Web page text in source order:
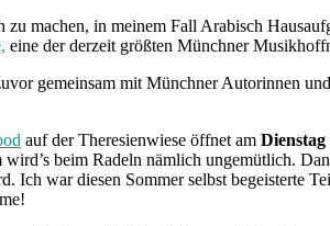
machen, in meinem Fall Arabisch
eine der derzeit größten Münchner
gemeinsam mit Münchner Autorinnen
auf der Theresienwiese öffnet am Dienstag
beim Radeln nämlich ungemütlich.
war diesen Sommer selbst begeisterte